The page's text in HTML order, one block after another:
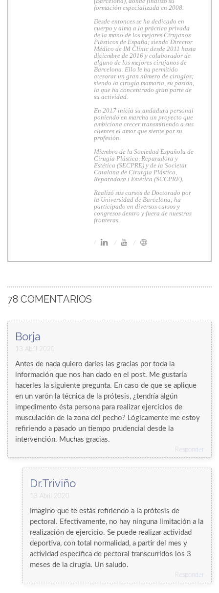
formación especializada en 2008.
Desde entonces se ha dedicado en
cuerpo y alma a la práctica privada
de la mano de los mejores Cirujanos
Plásticos de España; siendo Director
Médico de IM Clínic desde 2011 hasta
diciembre de 2016 y colaborador de
alguno de los mejores cirujanos de
Barcelona. Ello le ha permitido
atesorar un gran número de cirugías;
siendo la cirugía mamaria, su pasión,
la que ha concentrado gran parte de
su actividad.
En 2017 inicia su andadura personal
poniendo en marcha un proyecto que
ambiciona crecer transmitiendo a sus
clientes el amor que siente por su
profesión.
Miembro de la Sociedad Española de
Cirugía Plástica, Reparadora y
Estética (SECPRE) y de la Societat
Catalana de Cirurgia Plàstica,
Reparadora i Estètica (SCCPRE).
Realizó sus cursos de Doctorado por
la Universidad de Barcelona; ha
participado en diversos cursos y
congresos dentro y fuera de nuestras
fronteras.
78 COMENTARIOS
Borja
13 Abril 2020
Antes de nada quiero darles las gracias por toda la
información que nos han dado en el post. Me gustaría
hacerles la siguiente pregunta. En caso de que se aplique
en un varón la técnica de la prótesis, ¿tendría algún
impedimento ésta persona para realizar ejercicios de
musculación de la zona del pecho? Lógicamente me estoy
refiriendo a pasado un tiempo prudencial desde la
intervención. Muchas gracias.
Responder
Dr.Triviño
13 Abril 2020
Imagino que te estás refiriendo a la prótesis de
pectoral. Efectivamente, no hay ninguna limitación a la
realización de ejercicio. Se puede realizar actividad
deportiva, con total normalidad, a partir del mes y
actividad específica de pectoral transcurridos los 3
meses de la cirugía. Un saludo.
Responder